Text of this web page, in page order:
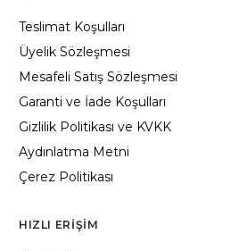
Teslimat Koşulları
Üyelik Sözleşmesi
Mesafeli Satış Sözleşmesi
Garanti ve İade Koşulları
Gizlilik Politikası ve KVKK
Aydınlatma Metni
Çerez Politikası
HIZLI ERIŞIM